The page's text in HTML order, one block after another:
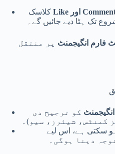
فارم انگیجمنٹ پر منتقل
کو ترجیح دی
سکتی ہے، اس لیے
دینا ہوگی۔